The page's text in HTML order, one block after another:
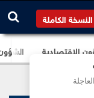
النسخة الكاملة
الإقتصادية